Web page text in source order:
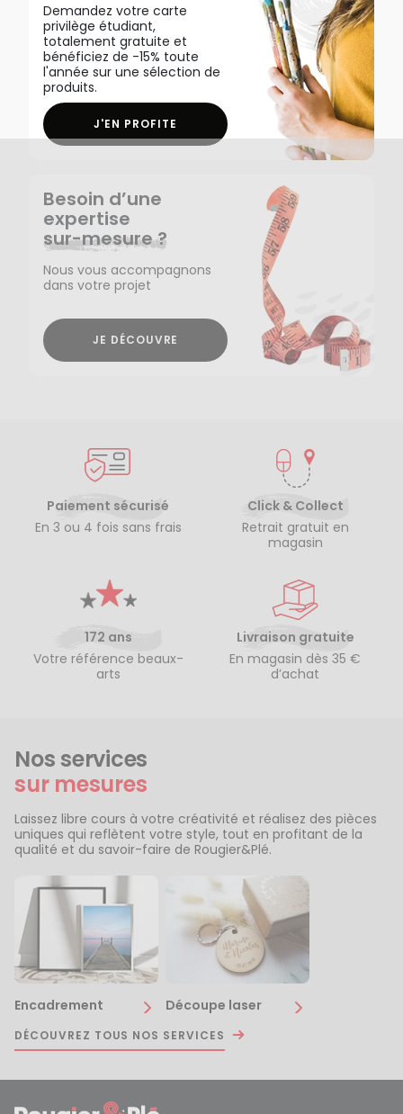
Demandez votre carte
privilège étudiant,
totalement gratuite et
bénéficiez de -15% toute
l'année sur une sélection de
produits.
J'EN PROFITE
Besoin d’une
expertise
sur-mesure ?
Nous vous accompagnons
dans votre projet
JE DÉCOUVRE
Paiement sécurisé
En 3 ou 4 fois sans frais
Click & Collect
Retrait gratuit en
magasin
172 ans
Votre référence beaux-
arts
Livraison gratuite
En magasin dès 35 €
d’achat
Nos services
sur mesures
Laissez libre cours à votre créativité et réalisez des pièces
uniques qui reflètent votre style, tout en profitant de la
qualité et du savoir-faire de Rougier&Plé.
Encadrement Découpe laser
DÉCOUVREZ TOUS NOS SERVICES